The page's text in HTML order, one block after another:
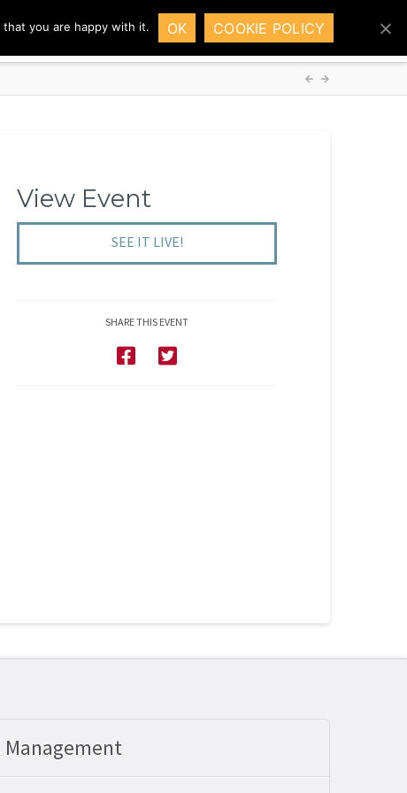
HOME SOLUTIONS DEMO INSIGHTS
View Event
SEE IT LIVE!
SHARE THIS EVENT
Management
you are happy with it. OK COOKIE POLICY